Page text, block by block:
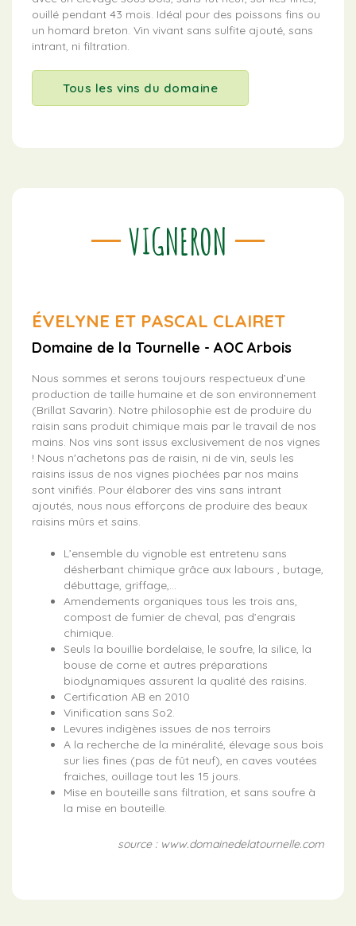
ouillé pendant 43 mois. Idéal pour des poissons fins ou
un homard breton. Vin vivant sans sulfite ajouté, sans
intrant, ni filtration.
Tous les vins du domaine
VIGNERON
ÉVELYNE ET PASCAL CLAIRET
Domaine de la Tournelle - AOC Arbois
Nous sommes et serons toujours respectueux d’une
production de taille humaine et de son environnement
(Brillat Savarin). Notre philosophie est de produire du
raisin sans produit chimique mais par le travail de nos
mains. Nos vins sont issus exclusivement de nos vignes
! Nous n'achetons pas de raisin, ni de vin, seuls les
raisins issus de nos vignes piochées par nos mains
sont vinifiés. Pour élaborer des vins sans intrant
ajoutés, nous nous efforçons de produire des beaux
raisins mûrs et sains.
L’ensemble du vignoble est entretenu sans
désherbant chimique grâce aux labours , butage,
débuttage, griffage,…
Amendements organiques tous les trois ans,
compost de fumier de cheval, pas d’engrais
chimique.
Seuls la bouillie bordelaise, le soufre, la silice, la
bouse de corne et autres préparations
biodynamiques assurent la qualité des raisins.
Certification AB en 2010
Vinification sans So2.
Levures indigènes issues de nos terroirs
A la recherche de la minéralité, élevage sous bois
sur lies fines (pas de fût neuf), en caves voutées
fraiches, ouillage tout les 15 jours.
Mise en bouteille sans filtration, et sans soufre à
la mise en bouteille.
source : www.domainedelatournelle.com